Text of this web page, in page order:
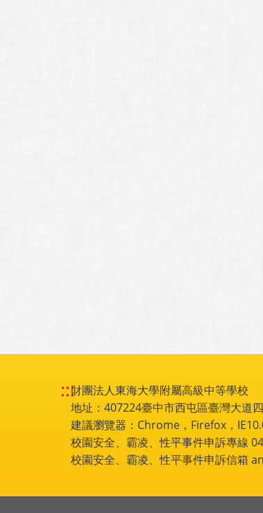
:::財團法人東海大學附屬高級中等學校
地址：407224臺中市西屯區臺灣大道
建議瀏覽器：Chrome，Firefox，
校園安全、霸凌、性平事件申訴專線
校園安全、霸凌、性平事件申訴信箱